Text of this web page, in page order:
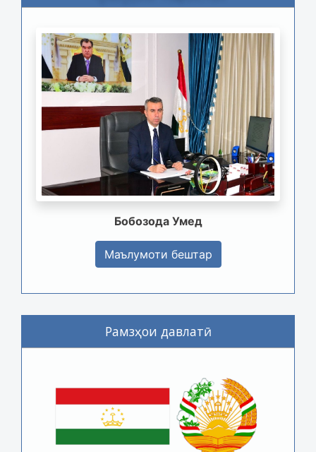
Бобозода Умед
Маълумоти бештар
Рамзҳои давлатӣ